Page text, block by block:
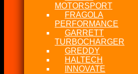
MOTORSPORT
FRAGOLA
PERFORMANCE
GARRETT
TURBOCHARGER
GREDDY
HALTECH
INNOVATE